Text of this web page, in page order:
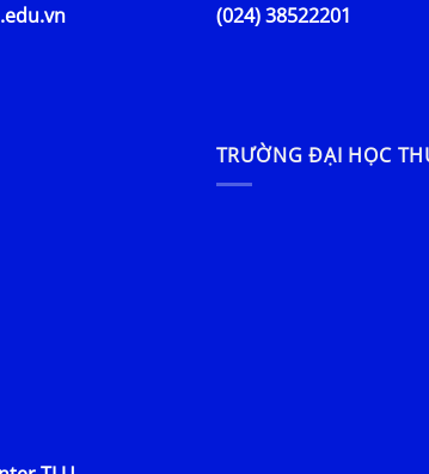
(024) 38522201
TRƯỜNG ĐẠI HỌC